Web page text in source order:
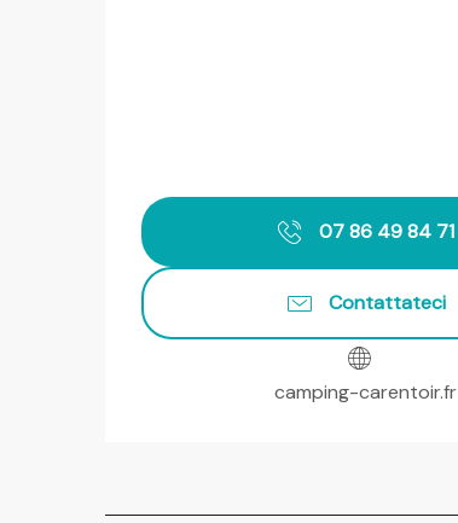
07 86 49 84 71
Contattateci
camping-carentoir.fr